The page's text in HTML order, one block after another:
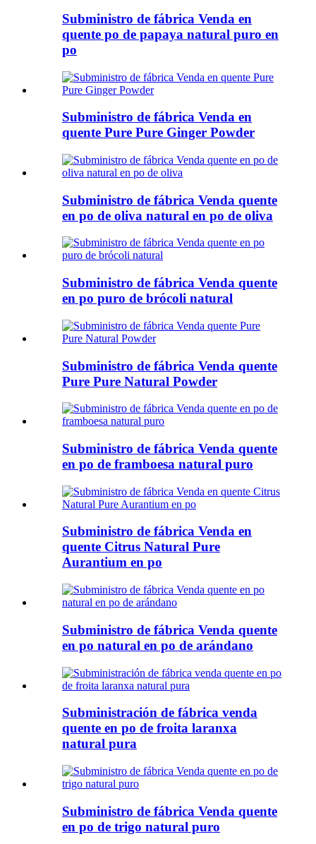
Subministro de fábrica Venda en
quente po de papaya natural puro en
po
Subministro de fábrica Venda en
quente Pure Pure Ginger Powder
Subministro de fábrica Venda quente
en po de oliva natural en po de oliva
Subministro de fábrica Venda quente
en po puro de brócoli natural
Subministro de fábrica Venda quente
Pure Pure Natural Powder
Subministro de fábrica Venda quente
en po de framboesa natural puro
Subministro de fábrica Venda en
quente Citrus Natural Pure
Aurantium en po
Subministro de fábrica Venda quente
en po natural en po de arándano
Subministración de fábrica venda
quente en po de froita laranxa
natural pura
Subministro de fábrica Venda quente
en po de trigo natural puro